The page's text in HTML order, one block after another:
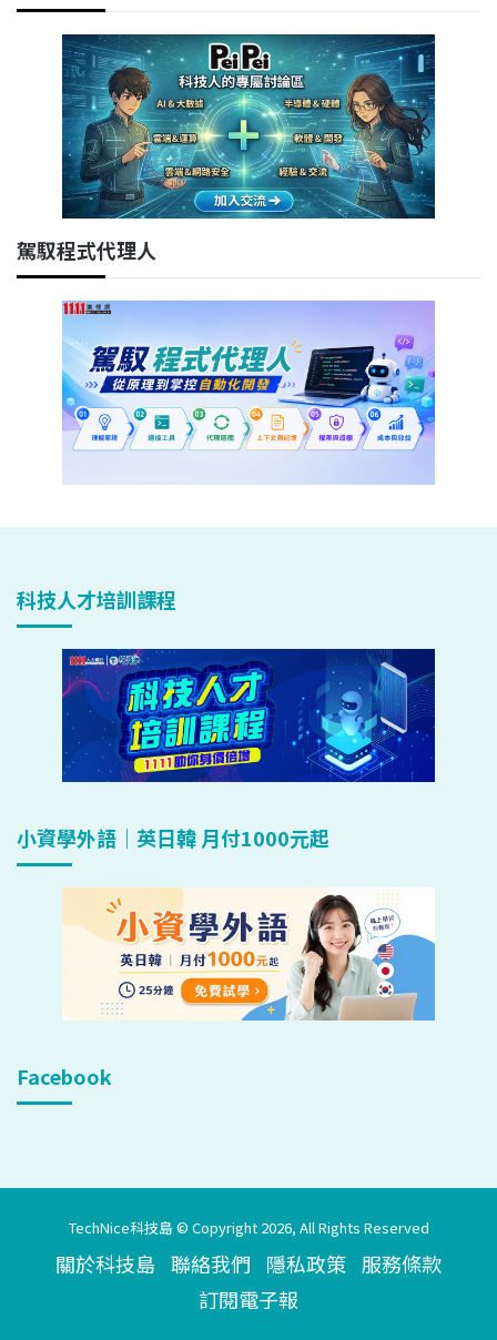
駕馭程式代理人
科技人才培訓課程
小資學外語｜英日韓 月付1000元起
Facebook
TechNice科技島 © Copyright 2026, All Rights Reserved
關於科技島 聯絡我們 隱私政策 服務條款
訂閱電子報